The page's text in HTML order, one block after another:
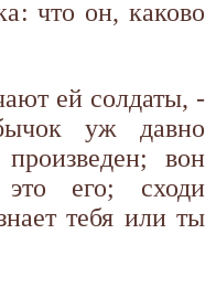
что он, каково
ей солдаты, -
уж давно
вон
его; сходи
тебя или ты